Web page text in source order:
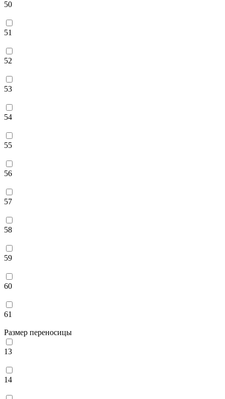
50
51
52
53
54
55
56
57
58
59
60
61
Размер переносицы
13
14